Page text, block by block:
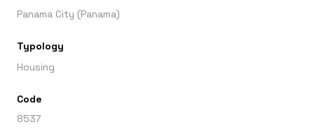
Panama City (Panama)
Typology
Housing
Code
8537